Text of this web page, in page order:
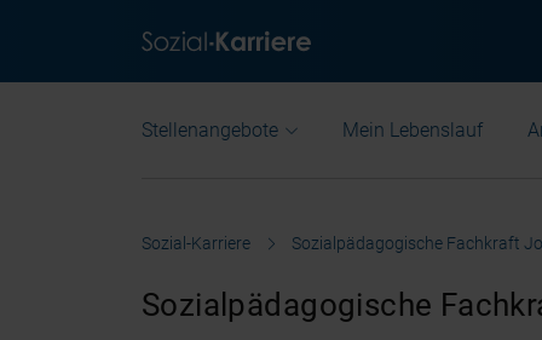
Stellenangebote Mein Lebenslauf
Sozial-Karriere Sozialpädagogische Fachkraft
Sozialpädagogische